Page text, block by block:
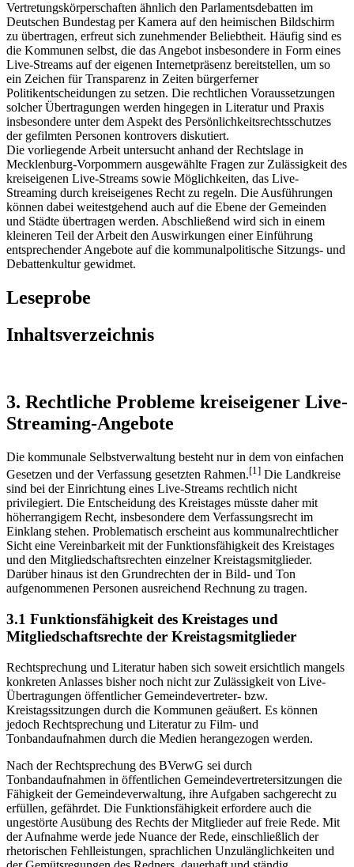
Die Möglichkeit, Sitzungen der kommunalen
Vertretungskörperschaften ähnlich den Parlamentsdebatten im
Deutschen Bundestag per Kamera auf den heimischen Bildschirm
zu übertragen, erfreut sich zunehmender Beliebtheit. Häufig sind es
die Kommunen selbst, die das Angebot insbesondere in Form eines
Live-Streams auf der eigenen Internetpräsenz bereitstellen, um so
ein Zeichen für Transparenz in Zeiten bürgerferner
Politikentscheidungen zu setzen. Die rechtlichen Voraussetzungen
solcher Übertragungen werden hingegen in Literatur und Praxis
insbesondere unter dem Aspekt des Persönlichkeitsrechtsschutzes
der gefilmten Personen kontrovers diskutiert.
Die vorliegende Arbeit untersucht anhand der Rechtslage in
Mecklenburg-Vorpommern ausgewählte Fragen zur Zulässigkeit des
kreiseigenen Live-Streams sowie Möglichkeiten, das Live-
Streaming durch kreiseigenes Recht zu regeln. Die Ausführungen
können dabei weitestgehend auch auf die Ebene der Gemeinden
und Städte übertragen werden. Abschließend wird sich in einem
kleineren Teil der Arbeit den Auswirkungen einer Einführung
Debattenkultur gewidmet.
Leseprobe
3. Rechtliche Probleme kreiseigener Live-
Streaming-Angebote
Die kommunale Selbstverwaltung besteht nur in dem von einfachen
Gesetzen und der Verfassung gesetzten Rahmen.[1]Die Landkreise
sind bei der Einrichtung eines Live-Streams rechtlich nicht
privilegiert. Die Entscheidung des Kreistages müsste daher mit
höherrangigem Recht, insbesondere dem Verfassungsrecht im
Einklang stehen. Problematisch erscheint aus kommunalrechtlicher
Sicht eine Vereinbarkeit mit der Funktionsfähigkeit des Kreistages
und den Mitgliedschaftsrechten einzelner Kreistagsmitglieder.
aufgenommenen Personen ausreichend Rechnung zu tragen.
3.1 Funktionsfähigkeit des Kreistages und
Mitgliedschaftsrechte der Kreistagsmitglieder
Rechtsprechung und Literatur haben sich soweit ersichtlich mangels
konkreten Anlasses bisher noch nicht zur Zulässigkeit von Live-
Übertragungen öffentlicher Gemeindevertreter- bzw.
Kreistagssitzungen durch die Kommunen geäußert. Es können
Tonbandaufnahmen durch die Medien herangezogen werden.
Nach der Rechtsprechung des BVerwG sei durch
Tonbandaufnahmen in öffentlichen Gemeindevertretersitzungen die
Fähigkeit der Gemeindeverwaltung, ihre Aufgaben sachgerecht zu
erfüllen, gefährdet. Die Funktionsfähigkeit erfordere auch die
ungestörte Ausübung des Rechts der Mitglieder auf freie Rede. Mit